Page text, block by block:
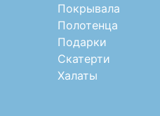
Покрывала
Полотенца
Подарки
Скатерти
Халаты